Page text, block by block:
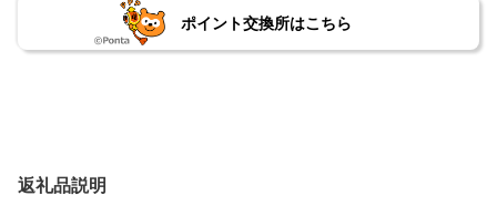
ポイント交換所はこちら
返礼品説明